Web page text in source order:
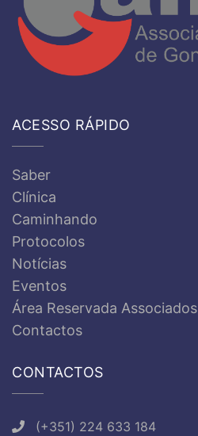
ACESSO RÁPIDO
Saber
Clínica
Caminhando
Protocolos
Notícias
Eventos
Área Reservada Associados
Contactos
CONTACTOS
(+351) 224 633 184